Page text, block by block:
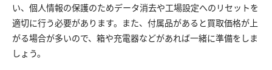
い、個人情報の保護のためデータ消去や工場設定へのリセットを
適切に行う必要があります。また、付属品があると買取価格が上
がる場合が多いので、箱や充電器などがあれば一緒に準備をしま
しょう。